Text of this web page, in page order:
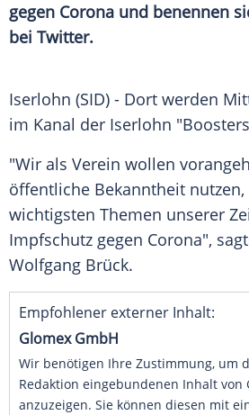
gegen Corona und benennen
bei Twitter.
Iserlohn (SID) - Dort werden
im Kanal der Iserlohn "Boosters
"Wir als Verein wollen
öffentliche Bekanntheit
wichtigsten Themen unserer
Impfschutz gegen Corona",
Wolfgang Brück.
Empfohlener externer Inhalt:
Glomex GmbH
Wir benötigen Ihre Zustimmung, um
Redaktion eingebundenen Inhalt von
anzuzeigen. Sie können diesen mit